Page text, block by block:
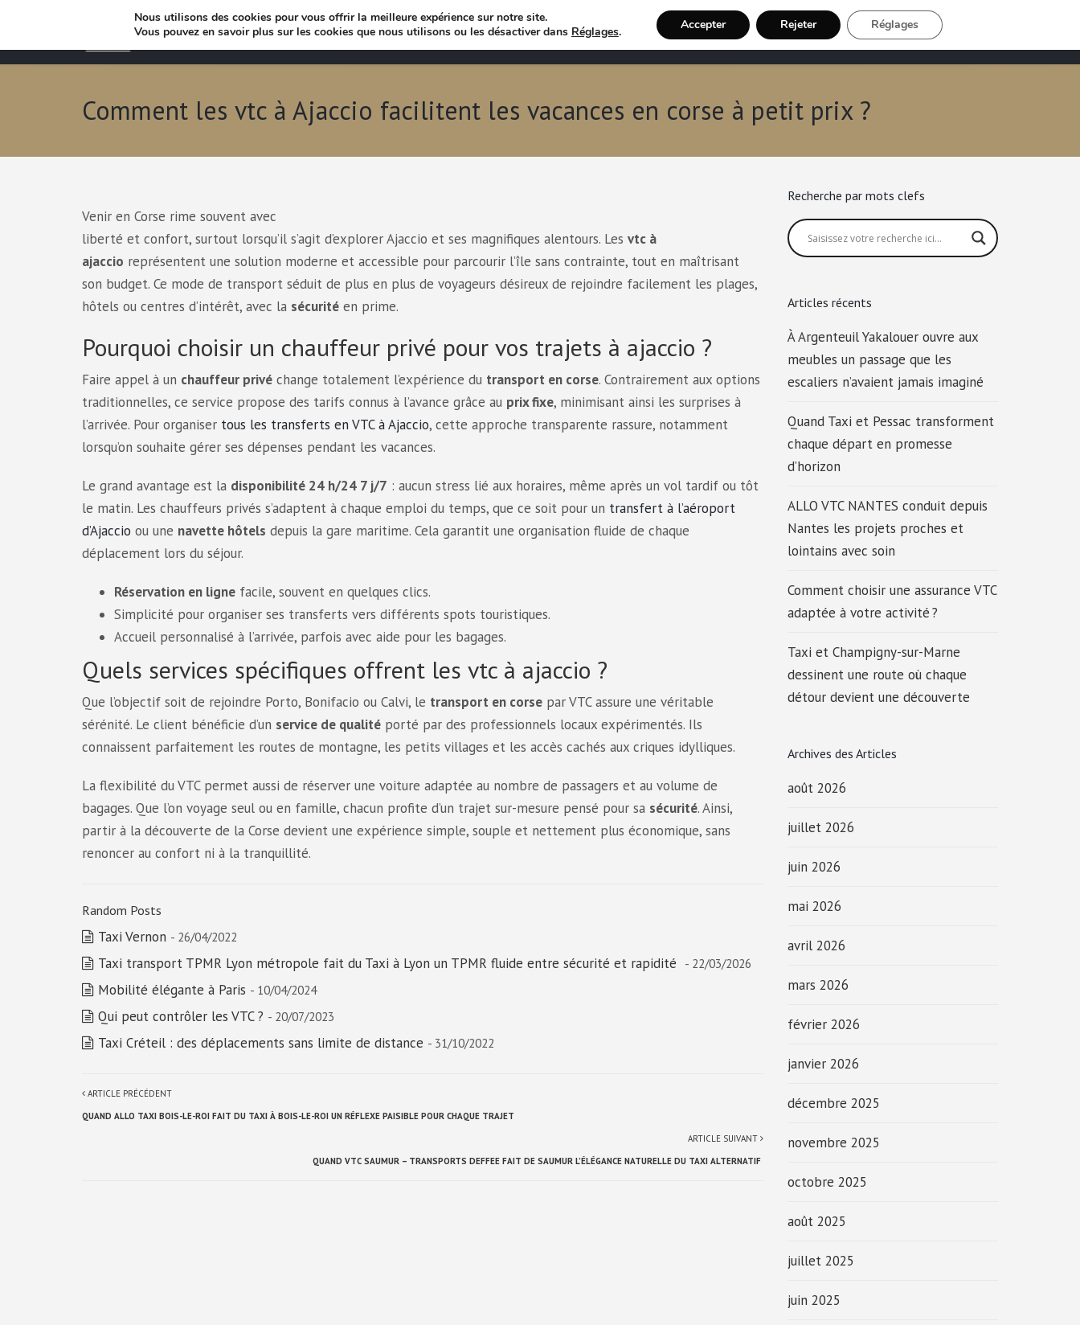
Annuaire VTC Recherche Chauffeur VTC Inscription Chauffeur
Comment les vtc à Ajaccio facilitent les vacances en corse à petit prix ?
Venir en Corse rime souvent avec
liberté et confort, surtout lorsqu’il s’agit d’explorer Ajaccio et ses magnifiques alentours. Les vtc à
ajaccio représentent une solution moderne et accessible pour parcourir l’île sans contrainte, tout en maîtrisant
son budget. Ce mode de transport séduit de plus en plus de voyageurs désireux de rejoindre facilement les plages,
hôtels ou centres d’intérêt, avec la sécurité en prime.
Pourquoi choisir un chauffeur privé pour vos trajets à ajaccio ?
Faire appel à un chauffeur privé change totalement l’expérience du transport en corse. Contrairement aux options
traditionnelles, ce service propose des tarifs connus à l’avance grâce au prix fixe, minimisant ainsi les surprises à
l’arrivée. Pour organiser tous les transferts en VTC à Ajaccio, cette approche transparente rassure, notamment
lorsqu’on souhaite gérer ses dépenses pendant les vacances.
Le grand avantage est la disponibilité 24 h/24 7 j/7 : aucun stress lié aux horaires, même après un vol tardif ou tôt
le matin. Les chauffeurs privés s’adaptent à chaque emploi du temps, que ce soit pour un transfert à l’aéroport
d’Ajaccio ou une navette hôtels depuis la gare maritime. Cela garantit une organisation fluide de chaque
déplacement lors du séjour.
Réservation en ligne facile, souvent en quelques clics.
Simplicité pour organiser ses transferts vers différents spots touristiques.
Accueil personnalisé à l’arrivée, parfois avec aide pour les bagages.
Quels services spécifiques offrent les vtc à ajaccio ?
Que l’objectif soit de rejoindre Porto, Bonifacio ou Calvi, le transport en corse par VTC assure une véritable
sérénité. Le client bénéficie d’un service de qualité porté par des professionnels locaux expérimentés. Ils
connaissent parfaitement les routes de montagne, les petits villages et les accès cachés aux criques idylliques.
La flexibilité du VTC permet aussi de réserver une voiture adaptée au nombre de passagers et au volume de
bagages. Que l’on voyage seul ou en famille, chacun profite d’un trajet sur-mesure pensé pour sa sécurité. Ainsi,
partir à la découverte de la Corse devient une expérience simple, souple et nettement plus économique, sans
renoncer au confort ni à la tranquillité.
Random Posts
Taxi Vernon - 26/04/2022
Taxi transport TPMR Lyon métropole fait du Taxi à Lyon un TPMR fluide entre sécurité et rapidité - 22/03/2026
Mobilité élégante à Paris - 10/04/2024
Qui peut contrôler les VTC ? - 20/07/2023
Taxi Créteil : des déplacements sans limite de distance - 31/10/2022
ARTICLE PRÉCÉDENT
QUAND ALLO TAXI BOIS-LE-ROI FAIT DU TAXI À BOIS-LE-ROI UN RÉFLEXE PAISIBLE POUR CHAQUE TRAJET
ARTICLE SUIVANT
QUAND VTC SAUMUR – TRANSPORTS DEFFEE FAIT DE SAUMUR L’ÉLÉGANCE NATURELLE DU TAXI ALTERNATIF
Recherche par mots clefs
Articles récents
À Argenteuil Yakalouer ouvre aux
meubles un passage que les
escaliers n’avaient jamais imaginé
Quand Taxi et Pessac transforment
chaque départ en promesse
d’horizon
ALLO VTC NANTES conduit depuis
Nantes les projets proches et
lointains avec soin
Comment choisir une assurance VTC
adaptée à votre activité ?
Taxi et Champigny-sur-Marne
dessinent une route où chaque
détour devient une découverte
Archives des Articles
août 2026
juillet 2026
juin 2026
mai 2026
avril 2026
mars 2026
février 2026
janvier 2026
décembre 2025
novembre 2025
octobre 2025
août 2025
juillet 2025
juin 2025
Nous utilisons des cookies pour vous offrir la meilleure expérience sur notre site.
Vous pouvez en savoir plus sur les cookies que nous utilisons ou les désactiver dans Réglages. Accepter Rejeter Réglages